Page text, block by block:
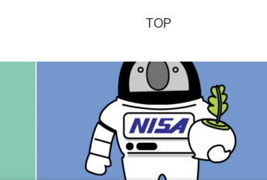
TOP